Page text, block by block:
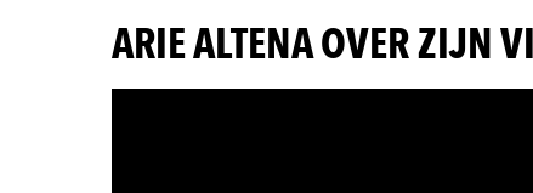
:
ARIE ALTENA OVER ZIJN